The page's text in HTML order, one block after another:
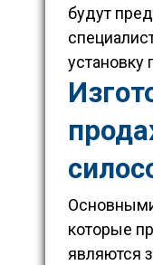
будут
установку
которые
являются